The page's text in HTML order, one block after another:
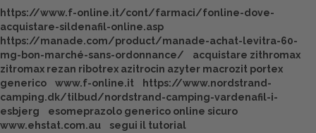
https://www.f-online.it/cont/farmaci/fonline-dove-
acquistare-sildenafil-online.asp
https://manade.com/product/manade-achat-levitra-60-
mg-bon-marché-sans-ordonnance/
acquistare zithromax
zitromax rezan ribotrex azitrocin azyter macrozit portex
generico
www.f-online.it
https://www.nordstrand-
camping.dk/tilbud/nordstrand-camping-vardenafil-i-
esbjerg
esomeprazolo generico online sicuro
www.ehstat.com.au
segui il tutorial